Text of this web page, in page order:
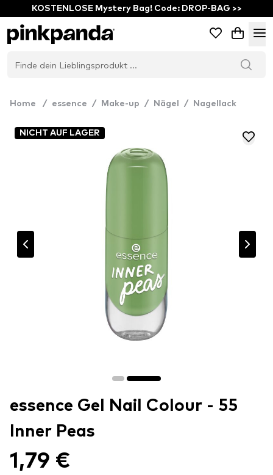
KOSTENLOSE Mystery Bag! Code: DROP-BAG >>
Home / essence / Make-up / Nägel / Nagellack
NICHT AUF LAGER
essence Gel Nail Colour - 55
Inner Peas
1,79 €